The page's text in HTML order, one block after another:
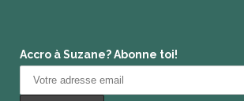
Accro à Suzane? Abonne toi!